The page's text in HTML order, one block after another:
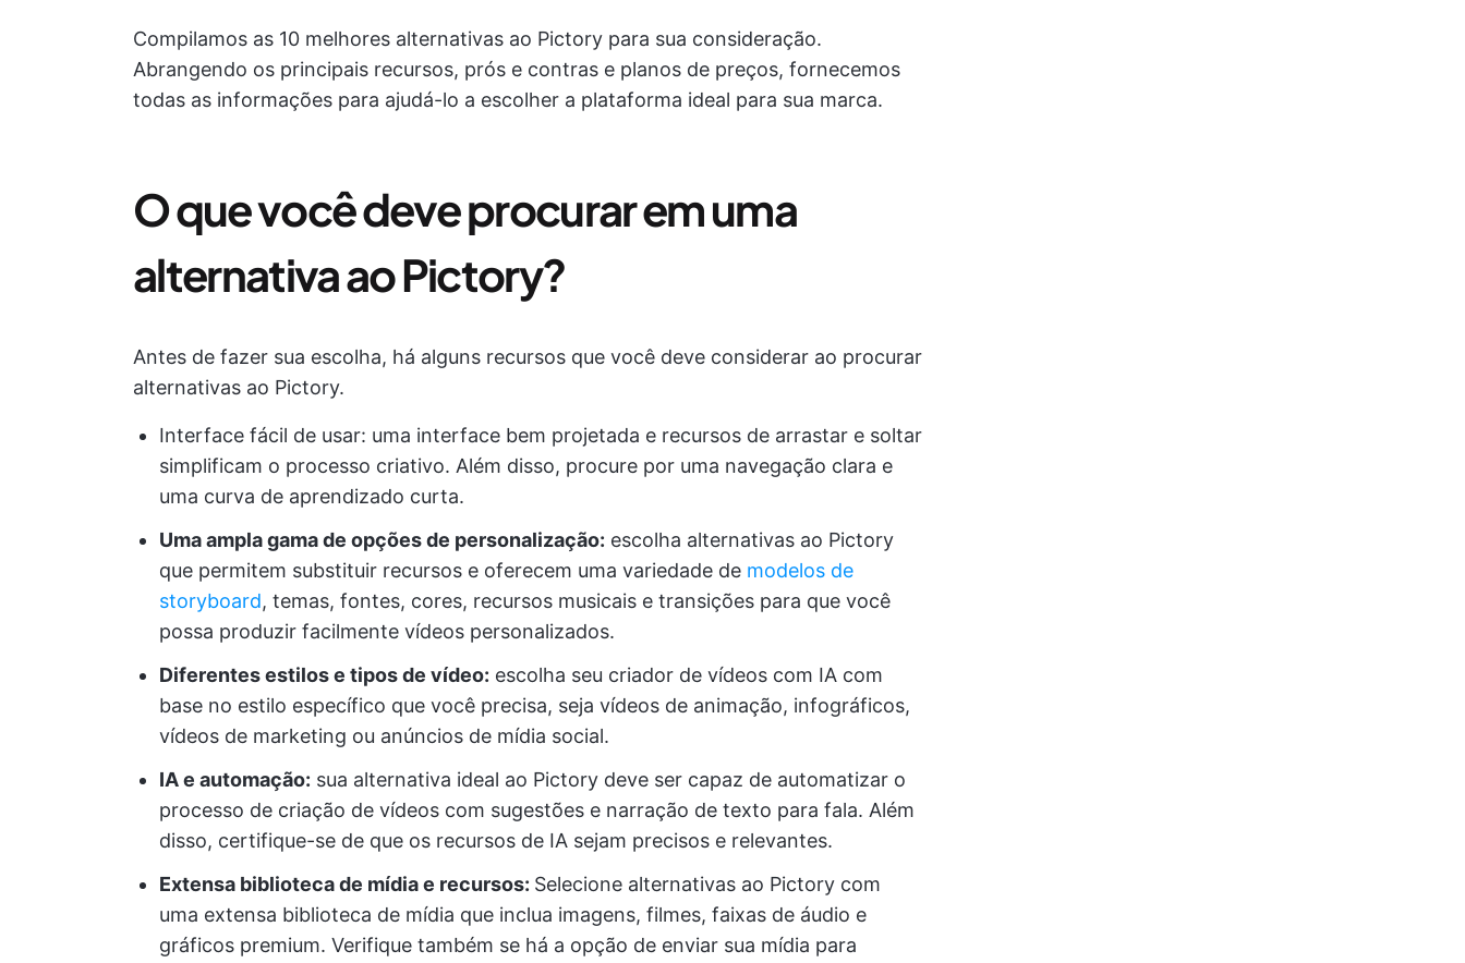
Compilamos as 10 melhores alternativas ao Pictory para sua consideração.
Abrangendo os principais recursos, prós e contras e planos de preços, fornecemos
todas as informações para ajudá-lo a escolher a plataforma ideal para sua marca.
O que você deve procurar em uma
alternativa ao Pictory?
Antes de fazer sua escolha, há alguns recursos que você deve considerar ao procurar
alternativas ao Pictory.
Interface fácil de usar: uma interface bem projetada e recursos de arrastar e soltar
simplificam o processo criativo. Além disso, procure por uma navegação clara e
uma curva de aprendizado curta.
Uma ampla gama de opções de personalização: escolha alternativas ao Pictory
que permitem substituir recursos e oferecem uma variedade de modelos de
storyboard, temas, fontes, cores, recursos musicais e transições para que você
possa produzir facilmente vídeos personalizados.
Diferentes estilos e tipos de vídeo: escolha seu criador de vídeos com IA com
base no estilo específico que você precisa, seja vídeos de animação, infográficos,
vídeos de marketing ou anúncios de mídia social.
IA e automação: sua alternativa ideal ao Pictory deve ser capaz de automatizar o
processo de criação de vídeos com sugestões e narração de texto para fala. Além
disso, certifique-se de que os recursos de IA sejam precisos e relevantes.
Extensa biblioteca de mídia e recursos: Selecione alternativas ao Pictory com
uma extensa biblioteca de mídia que inclua imagens, filmes, faixas de áudio e
gráficos premium. Verifique também se há a opção de enviar sua mídia para